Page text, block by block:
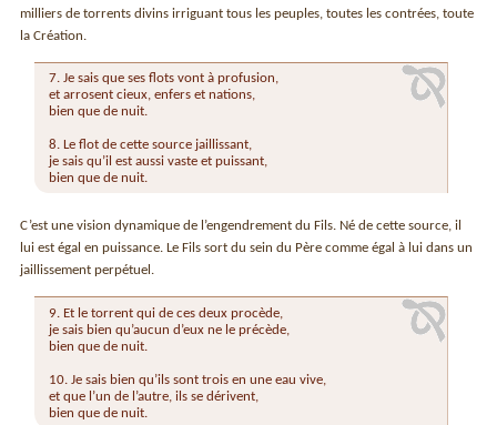
milliers de torrents divins irriguant tous les peuples, toutes les contrées, toute
la Création.
7. Je sais que ses flots vont à profusion,
et arrosent cieux, enfers et nations,
bien que de nuit.
8. Le flot de cette source jaillissant,
je sais qu’il est aussi vaste et puissant,
bien que de nuit.
C’est une vision dynamique de l’engendrement du Fils. Né de cette source, il
lui est égal en puissance. Le Fils sort du sein du Père comme égal à lui dans un
jaillissement perpétuel.
9. Et le torrent qui de ces deux procède,
je sais bien qu’aucun d’eux ne le précède,
bien que de nuit.
10. Je sais bien qu’ils sont trois en une eau vive,
et que l’un de l’autre, ils se dérivent,
bien que de nuit.